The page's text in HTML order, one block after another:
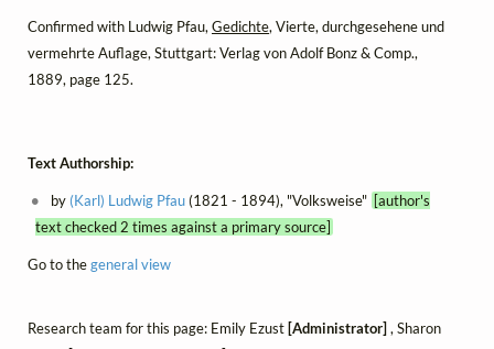
Confirmed with Ludwig Pfau, Gedichte, Vierte, durchgesehene und
vermehrte Auflage, Stuttgart: Verlag von Adolf Bonz & Comp.,
1889, page 125.
Text Authorship:
by (Karl) Ludwig Pfau(1821 - 1894), "Volksweise" [author's
text checked 2 times against a primary source]
Go to thegeneral view
Research team for this page: Emily Ezust [Administrator] , Sharon